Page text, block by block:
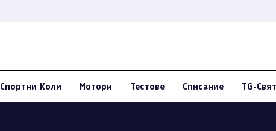
Спортни Коли Мотори Тестове Списание TG-Свят